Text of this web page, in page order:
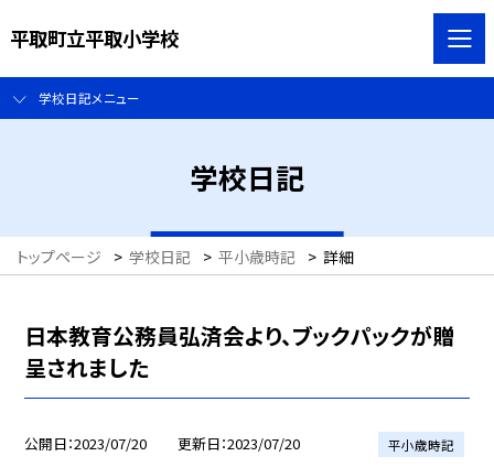
平取町立平取小学校
学校日記メニュー
学校日記
トップページ > 学校日記 > 平小歳時記 > 詳細
日本教育公務員弘済会より、ブックパックが贈
呈されました
公開日 2023/07/20 更新日 2023/07/20 平小歳時記